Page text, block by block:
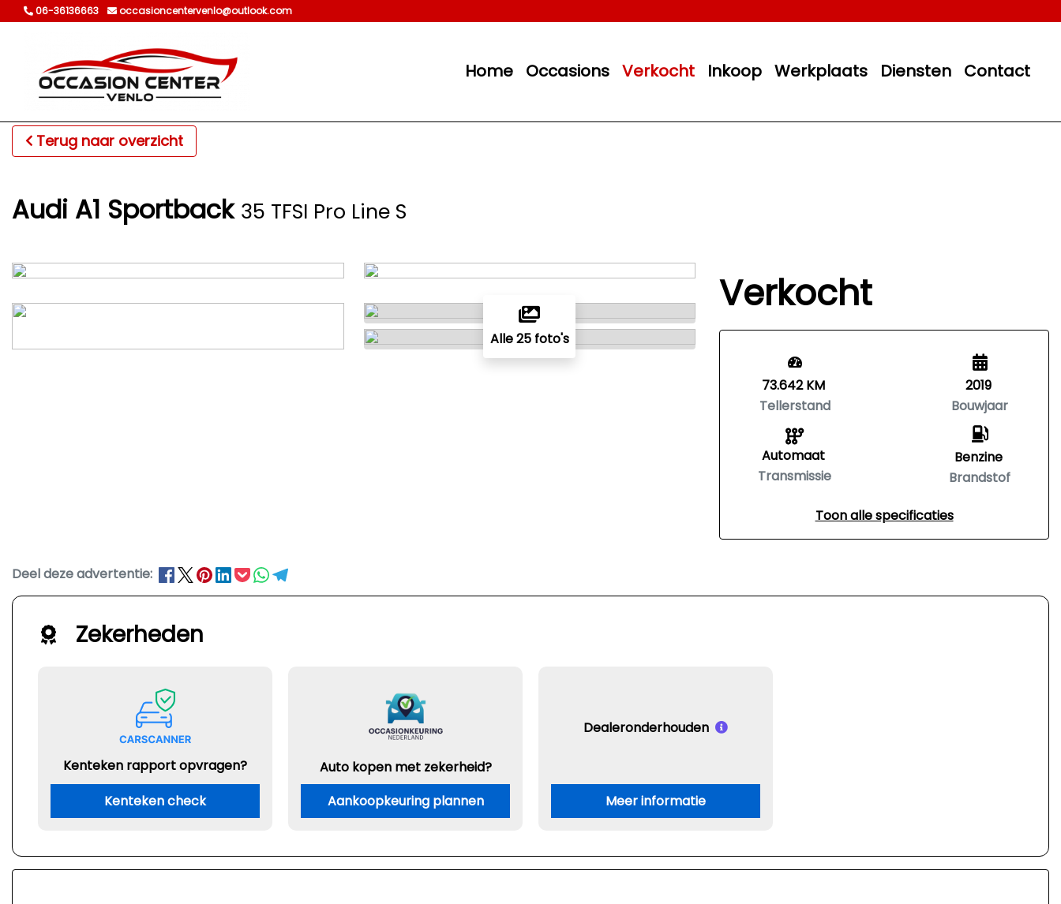
06-36136663 occasioncentervenlo@outlook.com
Home Occasions Verkocht Inkoop Werkplaats Diensten Contact
Terug naar overzicht
Audi A1 Sportback 35 TFSI Pro Line S
Alle 25 foto's
Verkocht
73.642 KM
Tellerstand
Automaat
Transmissie
2019
Bouwjaar
Benzine
Brandstof
Toon alle specificaties
Deel deze advertentie:
Zekerheden
Kenteken rapport opvragen?
Kenteken check
Auto kopen met zekerheid?
Aankoopkeuring plannen
Dealeronderhouden
Meer informatie